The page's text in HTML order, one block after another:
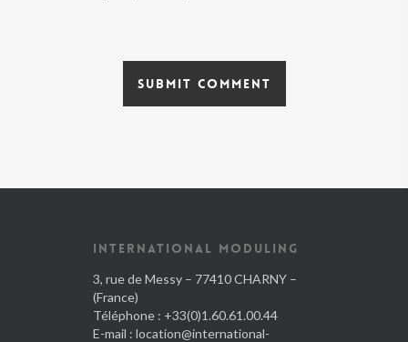
INTERNATIONAL MODULING
3, rue de Messy – 77410 CHARNY –
(France)
Téléphone : +33(0)1.60.61.00.44
E-mail : location@international-